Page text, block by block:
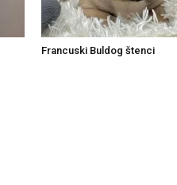
Francuski Buldog štenci